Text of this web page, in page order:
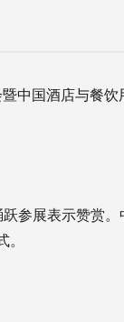
国酒店与餐饮
参展表示赞赏。